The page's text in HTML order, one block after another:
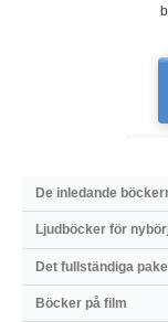
De inledande
Ljudböcker för
Det fullständiga
Böcker på film